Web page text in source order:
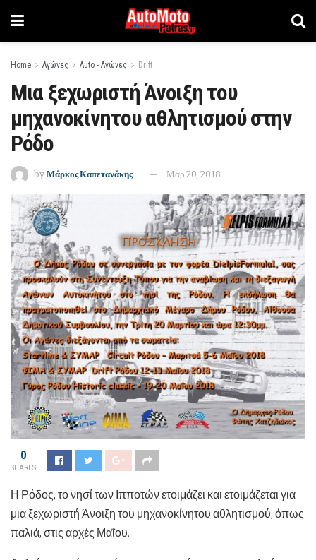
Home Αγώνες Auto - Αγώνες Drift
Μια ξεχωριστή Άνοιξη του
μηχανοκίνητου αθλητισμού στην
Ρόδο
by Μάρκος Καπετανάκης Μαρ 20, 2018
0
SHARES
Η Ρόδος, το νησί των Ιπποτών ετοιμάζει και ετοιμάζεται για
μια ξεχωριστή Άνοιξη του μηχανοκίνητου αθλητισμού, όπως
παλιά, στις αρχές Μαΐου.